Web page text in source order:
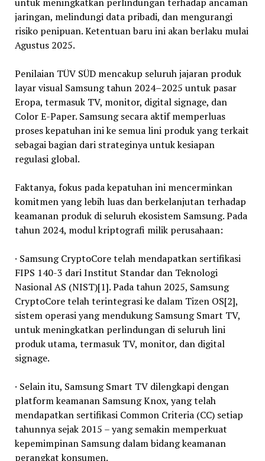
jaringan, melindungi data pribadi, dan mengurangi
risiko penipuan. Ketentuan baru ini akan berlaku mulai
Agustus 2025.
Penilaian TÜV SÜD mencakup seluruh jajaran produk
layar visual Samsung tahun 2024–2025 untuk pasar
Eropa, termasuk TV, monitor, digital signage, dan
Color E-Paper. Samsung secara aktif memperluas
proses kepatuhan ini ke semua lini produk yang terkait
sebagai bagian dari strateginya untuk kesiapan
regulasi global.
Faktanya, fokus pada kepatuhan ini mencerminkan
komitmen yang lebih luas dan berkelanjutan terhadap
keamanan produk di seluruh ekosistem Samsung. Pada
tahun 2024, modul kriptografi milik perusahaan:
· Samsung CryptoCore telah mendapatkan sertifikasi
FIPS 140-3 dari Institut Standar dan Teknologi
Nasional AS (NIST)[1]. Pada tahun 2025, Samsung
CryptoCore telah terintegrasi ke dalam Tizen OS[2],
sistem operasi yang mendukung Samsung Smart TV,
untuk meningkatkan perlindungan di seluruh lini
produk utama, termasuk TV, monitor, dan digital
signage.
· Selain itu, Samsung Smart TV dilengkapi dengan
platform keamanan Samsung Knox, yang telah
mendapatkan sertifikasi Common Criteria (CC) setiap
tahunnya sejak 2015 – yang semakin memperkuat
kepemimpinan Samsung dalam bidang keamanan
perangkat konsumen.